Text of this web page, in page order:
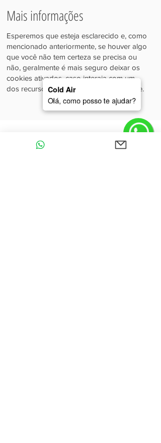
Mais informações
Esperemos que esteja esclarecido e, como
mencionado anteriormente, se houver algo
que você não tem certeza se precisa ou
não, geralmente é mais seguro deixar os
cookies ativados, caso interaja com um
dos recursos que você usa em nosso site.
Cold Air
Olá, como posso te ajudar?